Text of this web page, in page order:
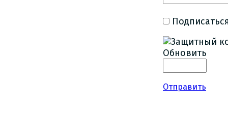
Обновить
Отправить